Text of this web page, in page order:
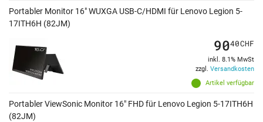
Portabler Monitor 16" WUXGA USB-C/HDMI für Lenovo Legion 5-
17ITH6H (82JM)
Artikel verfügbar
9040CHF
inkl. 8.1% MwSt
zzgl. Versandkosten
Portabler ViewSonic Monitor 16" FHD für Lenovo Legion 5-17ITH6H
(82JM)